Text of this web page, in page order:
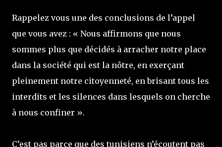
Rappelez vous une des conclusions de l’appel
que vous avez : « Nous affirmons que nous
sommes plus que décidés à arracher notre place
dans la société qui est la nôtre, en exerçant
pleinement notre citoyenneté, en brisant tous les
interdits et les silences dans lesquels on cherche
à nous confiner ».
C’est pas parce que des tunisiens n’écoutent pas